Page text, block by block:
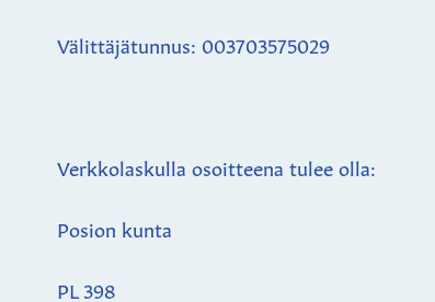
Välittäjätunnus: 003703575029
Verkkolaskulla osoitteena tulee olla:
Posion kunta
PL 398